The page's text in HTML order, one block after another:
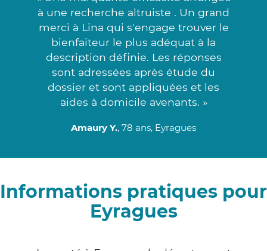
à une recherche altruiste . Un grand
merci à Lina qui s'engage trouver le
bienfaiteur le plus adéquat à la
description définie. Les réponses
sont adressées après étude du
dossier et sont appliquées et les
aides à domicile avenants. »
Amaury Y., 78 ans, Eyragues
Informations pratiques pour
Eyragues